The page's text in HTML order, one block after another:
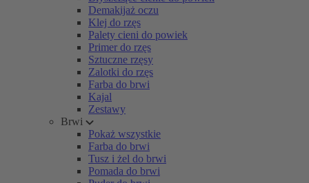
Demakijaż oczu
Klej do rzęs
Palety cieni do powiek
Primer do rzęs
Sztuczne rzęsy
Zalotki do rzęs
Farba do brwi
Kajal
Zestawy
Brwi
Pokaż wszystkie
Farba do brwi
Tusz i żel do brwi
Pomada do brwi